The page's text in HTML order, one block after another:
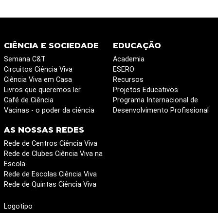
CIÊNCIA E SOCIEDADE
Semana C&T
Circuitos Ciência Viva
Ciência Viva em Casa
Livros que queremos ler
Café de Ciência
Vacinas - o poder da ciência
EDUCAÇÃO
Academia
ESERO
Recursos
Projetos Educativos
Programa Internacional de
Desenvolvimento Profissional
AS NOSSAS REDES
Rede de Centros Ciência Viva
Rede de Clubes Ciência Viva na
Escola
Rede de Escolas Ciência Viva
Rede de Quintas Ciência Viva
Logotipo